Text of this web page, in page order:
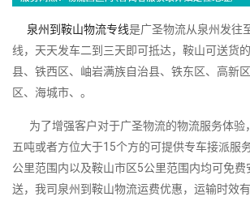
泉州到鞍山物流专线是广圣物流从泉州发往
线，天天发车二到三天即可抵达，鞍山可送货
县、铁西区、岫岩满族自治县、铁东区、高新
区、海城市、。
为了增强客户对于广圣物流的物流服务体验
五吨或者方位大于15个方的可提供专车接派服
公里范围内以及鞍山市区5公里范围内均可免费
送，我司泉州到鞍山物流运费优惠，运输时效